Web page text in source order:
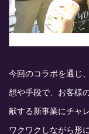
今回のコラボを通じ
想や手段で、お客様
献する新事業にチャ
ワクワクしながら形